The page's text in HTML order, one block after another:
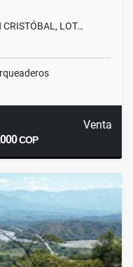
LOT…
Venta
COP